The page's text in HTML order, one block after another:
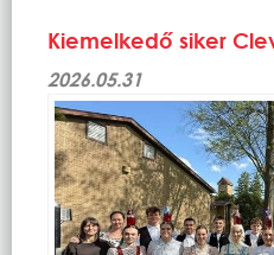
Kiemelkedő siker
2026.05.31